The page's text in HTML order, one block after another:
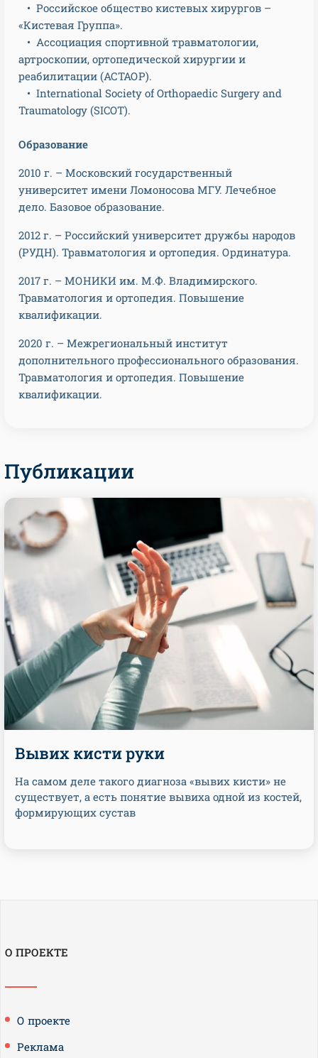
• Российское общество кистевых хирургов –
«Кистевая Группа».
• Ассоциация спортивной травматологии,
артроскопии, ортопедической хирургии и
реабилитации (АСТАОР).
• International Society of Orthopaedic Surgery and
Traumatology (SICOT).
Образование
2010 г. – Московский государственный
университет имени Ломоносова МГУ. Лечебное
дело. Базовое образование.
2012 г. – Российский университет дружбы народов
(РУДН). Травматология и ортопедия. Ординатура.
2017 г. – МОНИКИ им. М.Ф. Владимирского.
Травматология и ортопедия. Повышение
квалификации.
2020 г. – Межрегиональный институт
дополнительного профессионального образования.
Травматология и ортопедия. Повышение
квалификации.
Публикации
Вывих кисти руки
На самом деле такого диагноза «вывих кисти» не
существует, а есть понятие вывиха одной из костей,
формирующих сустав
О ПРОЕКТЕ
О проекте
Реклама